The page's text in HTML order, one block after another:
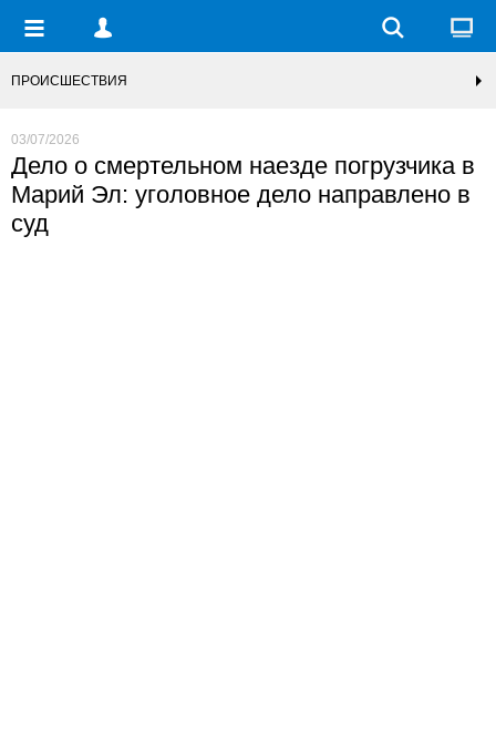
ПРОИСШЕСТВИЯ
03/07/2026
Дело о смертельном наезде погрузчика в
Марий Эл: уголовное дело направлено в
суд